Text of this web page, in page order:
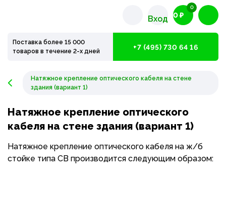
Вход 0 ₽
0
Поставка более 15 000
товаров в течение 2-х дней
+7 (495) 730 64 16
Натяжное крепление оптического кабеля на стене
здания (вариант 1)
Натяжное крепление оптического
кабеля на стене здания (вариант 1)
Натяжное крепление оптического кабеля на ж/б
стойке типа СВ производится следующим образом: